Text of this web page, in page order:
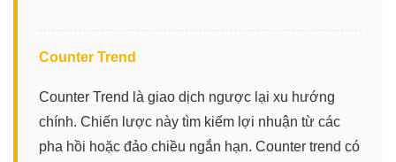
Counter Trend
Counter Trend là giao dịch ngược lại xu hướng
chính. Chiến lược này tìm kiếm lợi nhuận từ các
pha hồi hoặc đảo chiều ngắn hạn. Counter trend có